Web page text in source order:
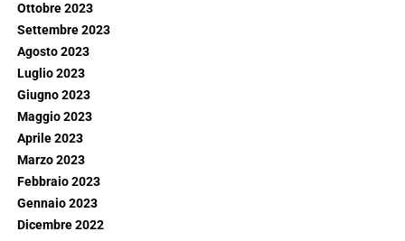
Ottobre 2023
Settembre 2023
Agosto 2023
Luglio 2023
Giugno 2023
Maggio 2023
Aprile 2023
Marzo 2023
Febbraio 2023
Gennaio 2023
Dicembre 2022